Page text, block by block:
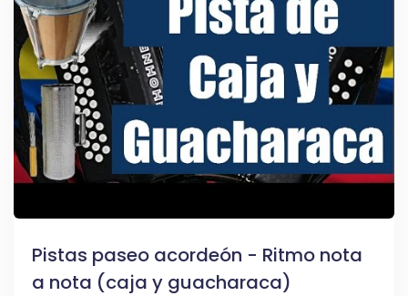
Pistas paseo acordeón - Ritmo nota
a nota (caja y guacharaca)